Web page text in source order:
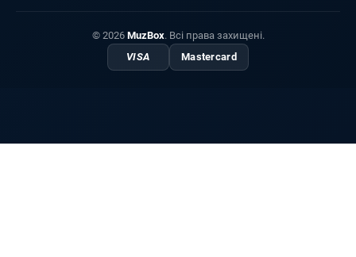
© 2026 MuzBox. Всі права захищені.
VISA
Mastercard